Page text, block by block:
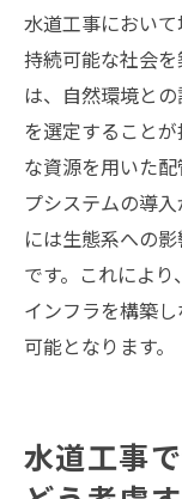
水道工事において
持続可能な社会
は、自然環境と
を選定すること
な資源を用いた
プシステムの導
には生態系への
です。これによ
インフラを構築
可能となります。
水道工事